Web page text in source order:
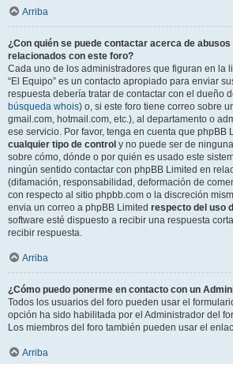
Arriba
¿Con quién se puede contactar acerca de
relacionados con este foro?
Cada uno de los administradores que figuran en la
“El Equipo” es un contacto apropiado para enviar
respuesta debería tratar de contactar con el dueño
búsqueda whois) o, si este foro tiene correo sobre
gmail.com, hotmail.com, etc.), al departamento o
ese servicio. Por favor, tenga en cuenta que phpBB
cualquier tipo de control y no puede ser de
sobre cómo, dónde o por quién es usado este
ningún sentido contactar con phpBB Limited en
(difamación, responsabilidad, deformación de
con respecto al sitio phpbb.com o la discreción
envia un correo a phpBB Limited respecto del uso
software esté dispuesto a recibir una respuesta
recibir respuesta.
Arriba
¿Cómo puedo ponerme en contacto con un
Todos los usuarios del foro pueden usar el
opción ha sido habilitada por el Administrador del
Los miembros del foro también pueden usar el
Arriba